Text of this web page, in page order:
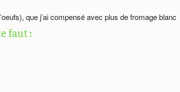
que j’ai compensé avec plus de fromage blanc
faut: